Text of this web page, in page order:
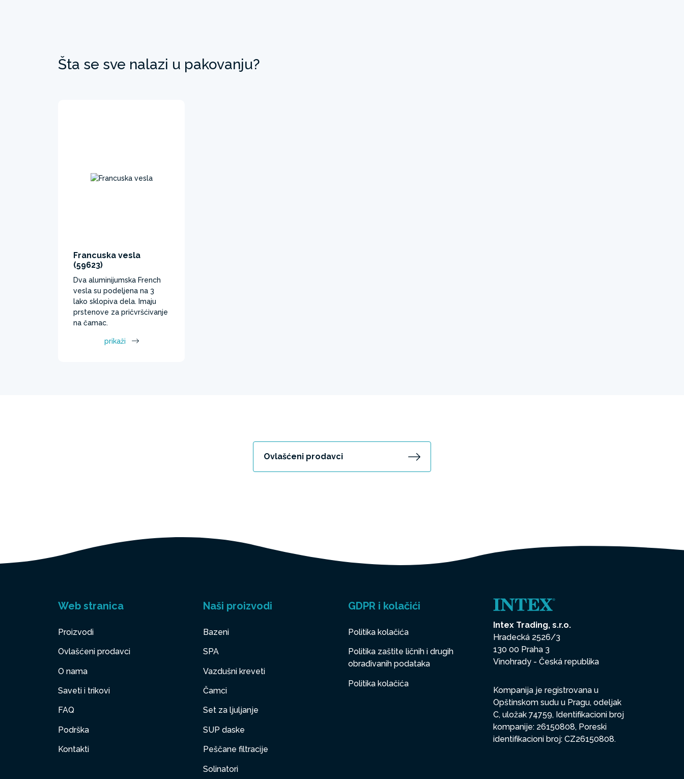
Šta se sve nalazi u pakovanju?
Francuska vesla
(59623)
Dva aluminijumska French
vesla su podeljena na 3
lako sklopiva dela. Imaju
prstenove za pričvršćivanje
na čamac.​
prikaži
Ovlašćeni prodavci
Web stranica
Proizvodi
Ovlašćeni prodavci
O nama
Saveti i trikovi
FAQ
Podrška
Kontakti
Naši proizvodi
Bazeni
SPA
Vazdušni kreveti
Čamci
Set za ljuljanje
SUP daske
Peščane filtracije
Solinatori
GDPR i kolačići
Politika kolačića
Politika zaštite ličnih i drugih
obrađivanih podataka
Politika kolačića
Intex Trading, s.r.o.
Hradecká 2526/3
130 00 Praha 3
Vinohrady - Česká republika
Kompanija je registrovana u
Opštinskom sudu u Pragu, odeljak
C, uložak 74759, Identifikacioni broj
kompanije: 26150808, Poreski
identifikacioni broj: CZ26150808.